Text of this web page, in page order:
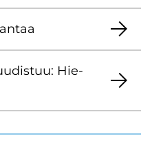
Hie­